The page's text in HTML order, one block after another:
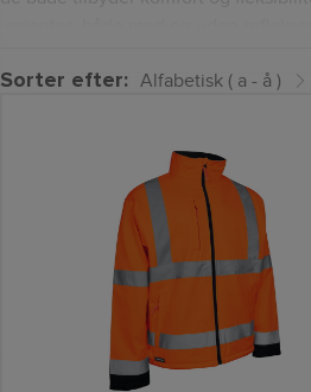
Sorter efter:
Alfabetisk ( a - å )